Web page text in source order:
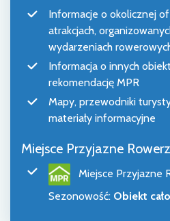
Informacje o okolicznej
atrakcjach,
wydarzeniach
Informacja o innych
rekomendację MPR
Mapy, przewodniki
materiały informacyjne
Miejsce Przyjazne
Miejsce Przyjazne
Sezonowość: Obiekt